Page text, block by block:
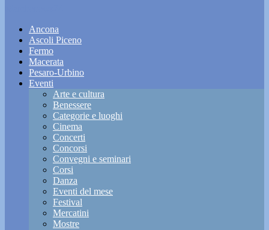
Ancona
Ascoli Piceno
Fermo
Macerata
Pesaro-Urbino
Eventi
Arte e cultura
Benessere
Categorie e luoghi
Cinema
Concerti
Concorsi
Convegni e seminari
Corsi
Danza
Eventi del mese
Festival
Mercatini
Mostre